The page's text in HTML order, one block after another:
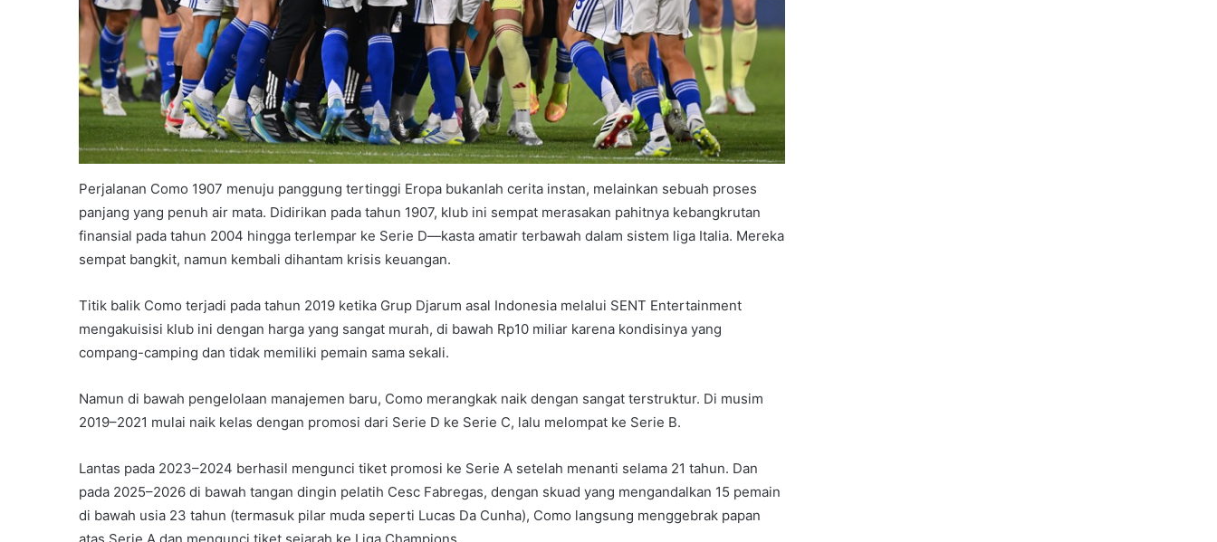
Perjalanan Como 1907 menuju panggung tertinggi Eropa bukanlah cerita instan, melainkan sebuah proses
panjang yang penuh air mata. Didirikan pada tahun 1907, klub ini sempat merasakan pahitnya kebangkrutan
finansial pada tahun 2004 hingga terlempar ke Serie D—kasta amatir terbawah dalam sistem liga Italia. Mereka
sempat bangkit, namun kembali dihantam krisis keuangan.
Titik balik Como terjadi pada tahun 2019 ketika Grup Djarum asal Indonesia melalui SENT Entertainment
mengakuisisi klub ini dengan harga yang sangat murah, di bawah Rp10 miliar karena kondisinya yang
compang-camping dan tidak memiliki pemain sama sekali.
Namun di bawah pengelolaan manajemen baru, Como merangkak naik dengan sangat terstruktur. Di musim
2019–2021 mulai naik kelas dengan promosi dari Serie D ke Serie C, lalu melompat ke Serie B.
Lantas pada 2023–2024 berhasil mengunci tiket promosi ke Serie A setelah menanti selama 21 tahun. Dan
pada 2025–2026 di bawah tangan dingin pelatih Cesc Fabregas, dengan skuad yang mengandalkan 15 pemain
di bawah usia 23 tahun (termasuk pilar muda seperti Lucas Da Cunha), Como langsung menggebrak papan